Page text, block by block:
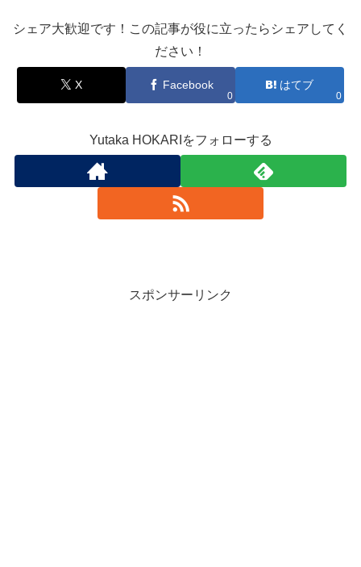
シェア大歓迎です！この記事が役に立ったらシェアしてく
ださい！
X Facebook
0
はてブ
0
Yutaka HOKARIをフォローする
スポンサーリンク